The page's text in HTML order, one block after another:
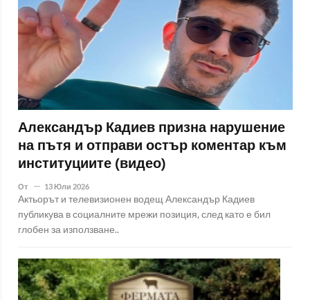
Александър Кадиев призна нарушение
на пътя и отправи остър коментар към
институциите (видео)
От 13 Юли 2026
Актьорът и телевизионен водещ Александър Кадиев
публикува в социалните мрежи позиция, след като е бил
глобен за използване..